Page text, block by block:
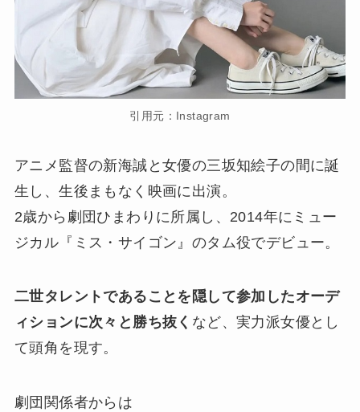
引用元：Instagram
アニメ監督の新海誠と女優の三坂知絵子の間に誕
生し、生後まもなく映画に出演。
2歳から劇団ひまわりに所属し、2014年にミュー
ジカル『ミス・サイゴン』のタム役でデビュー。
二世タレントであることを隠して参加したオーデ
ィションに次々と勝ち抜く など、実力派女優とし
て頭角を現す。
劇団関係者からは